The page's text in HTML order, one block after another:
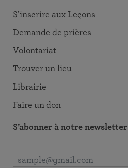
S’inscrire aux Leçons
Demande de prières
Volontariat
Trouver un lieu
Librairie
Faire un don
S’abonner à notre newsletter